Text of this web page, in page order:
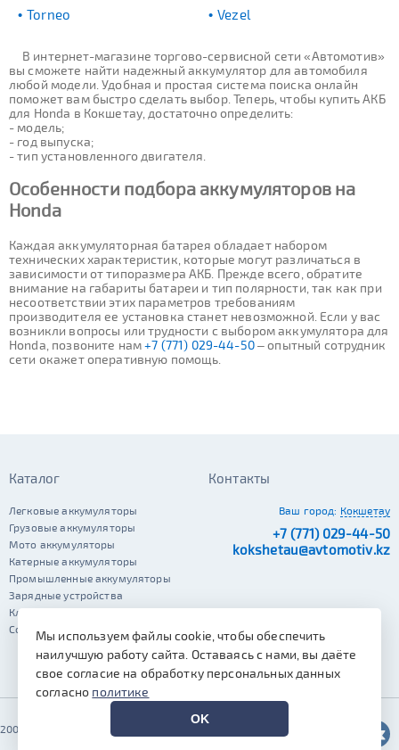
Torneo Vezel
В интернет-магазине торгово-сервисной сети «Автомотив»
вы сможете найти надежный аккумулятор для автомобиля
любой модели. Удобная и простая система поиска онлайн
поможет вам быстро сделать выбор. Теперь, чтобы купить АКБ
для Honda в Кокшетау, достаточно определить:
- модель;
- год выпуска;
- тип установленного двигателя.
Особенности подбора аккумуляторов на
Honda
Каждая аккумуляторная батарея обладает набором
технических характеристик, которые могут различаться в
зависимости от типоразмера АКБ. Прежде всего, обратите
внимание на габариты батареи и тип полярности, так как при
несоответствии этих параметров требованиям
производителя ее установка станет невозможной. Если у вас
возникли вопросы или трудности с выбором аккумулятора для
Honda, позвоните нам+7 (771) 029-44-50– опытный сотрудник
сети окажет оперативную помощь.
Каталог
Легковые аккумуляторы
Грузовые аккумуляторы
Мото аккумуляторы
Катерные аккумуляторы
Промышленные аккумуляторы
Зарядные устройства
Клеммы
Сопутствующие автотовары
Контакты
Ваш город: Кокшетау
+7 (771) 029-44-50
kokshetau@avtomotiv.kz
2002–2026 © Автомотив
Мы используем файлы cookie, чтобы обеспечить
наилучшую работу сайта. Оставаясь с нами, вы даёте
свое согласие на обработку персональных данных
согласно политике
OK